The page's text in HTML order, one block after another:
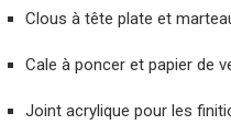
Clous à tête plate et
Cale à poncer et papier de
Joint acrylique pour les